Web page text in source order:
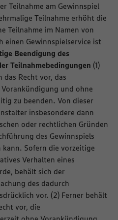
Teilnahme am Gewinnspiel
Teilnahme erhöht die
Teilnahme im Namen von
einen Gewinnspielservice ist
Beendigung des
Teilnahmebedingungen (1)
das Recht vor, das
und ohne
zu beenden. Von dieser
insbesondere dann
oder rechtlichen Gründen
des Gewinnspiels
Sofern die vorzeitige
Verhalten eines
behält sich der
des dadurch
vor. (2) Ferner behält
vor, die